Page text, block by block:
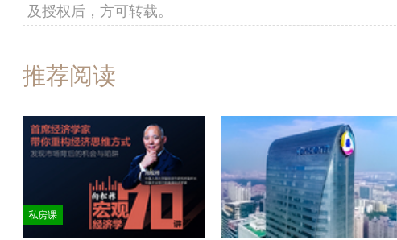
及授权后，方可转载。
推荐阅读
私房课